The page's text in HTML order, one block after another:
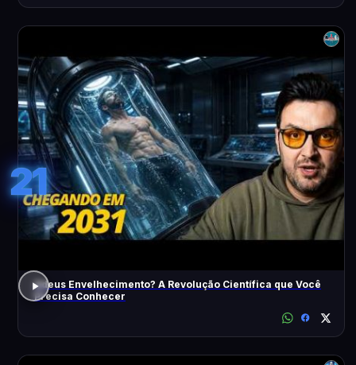
21
Adeus Envelhecimento? A Revolução Científica que Você
Precisa Conhecer